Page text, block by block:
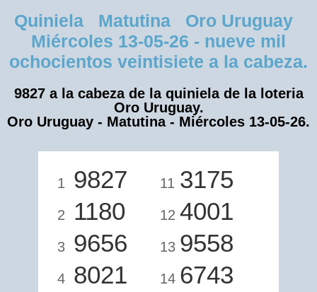
Quiniela Matutina Oro Uruguay
Miércoles 13-05-26 - nueve mil
ochocientos veintisiete a la cabeza.
9827 a la cabeza de la quiniela de la loteria
Oro Uruguay.
Oro Uruguay - Matutina - Miércoles 13-05-26.
1 9827
2 1180
3 9656
4 8021
11 3175
12 4001
13 9558
14 6743